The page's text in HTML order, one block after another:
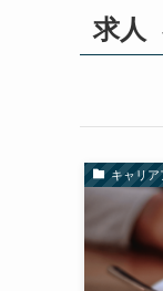
求人
キャリア